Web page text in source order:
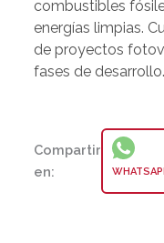
combustibles
energías limpias.
de proyectos
fases de desarrollo.
Compartir
en: